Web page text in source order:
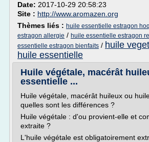
Date: 2017-10-29 20:58:23
Site : http://www.aromazen.org
Thèmes liés : huile essentielle estragon
estragon allergie / huile essentielle estragon
essentielle estragon bienfaits / huile
huile essentielle
Huile végétale, macérât
essentielle ...
Huile végétale, macérât huileux ou
quelles sont les différences ?
Huile végétale : d'ou provient-elle et
extraite ?
L'huile végétale est obligatoirement